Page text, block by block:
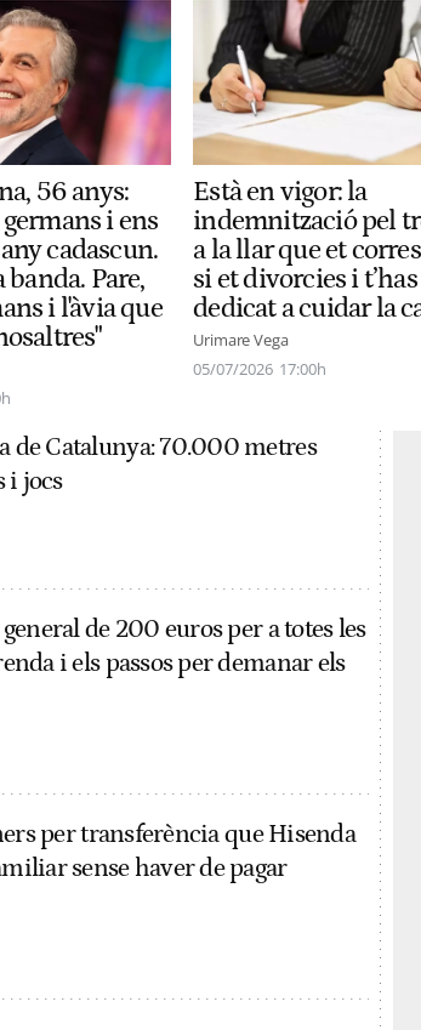
56 anys:
i ens
cadascun.
Pare,
i l'àvia que
Està en vigor: la
indemnització pel
a la llar que et
si et divorcies i t’has
dedicat a cuidar la
Urimare Vega
05/07/2026 17:00h
de Catalunya: 70.000 metres
i jocs
de 200 euros per a totes les
i els passos per demanar els
per transferència que Hisenda
sense haver de pagar